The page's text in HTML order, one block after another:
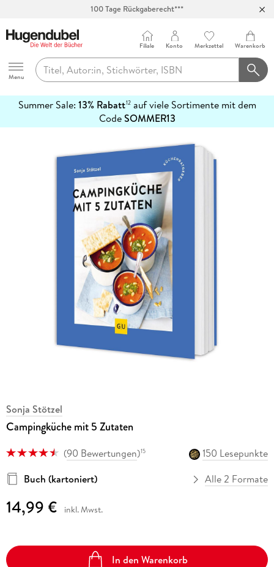
100 Tage Rückgaberecht***
Hugendubel
Menu
Filiale Konto Merkzettel Warenkorb
Summer Sale: 13% Rabatt12auf viele Sortimente mit dem
CodeSOMMER13
erfahren
Sonja Stötzel
Campingküche mit 5 Zutaten
(90 Bewertungen)15
150 Lesepunkte
Buch (kartoniert)
Alle 2 Formate
14,99 € inkl. Mwst.
In den Warenkorb